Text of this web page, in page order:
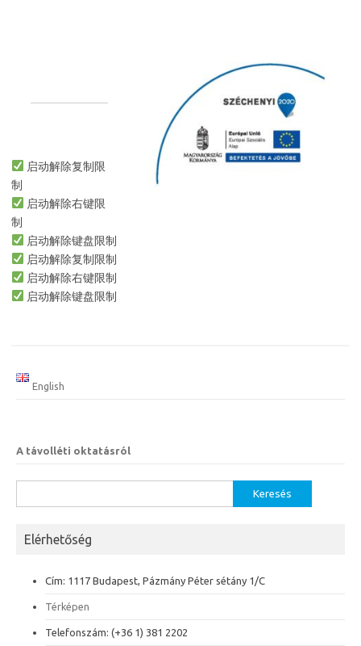
启动解除复制限
制
启动解除右键限
制
启动解除键盘限制
启动解除复制限制
启动解除右键限制
启动解除键盘限制
English
A távolléti oktatásról
Elérhetőség
Cím: 1117 Budapest, Pázmány Péter sétány 1/C
Térképen
Telefonszám: (+36 1) 381 2202